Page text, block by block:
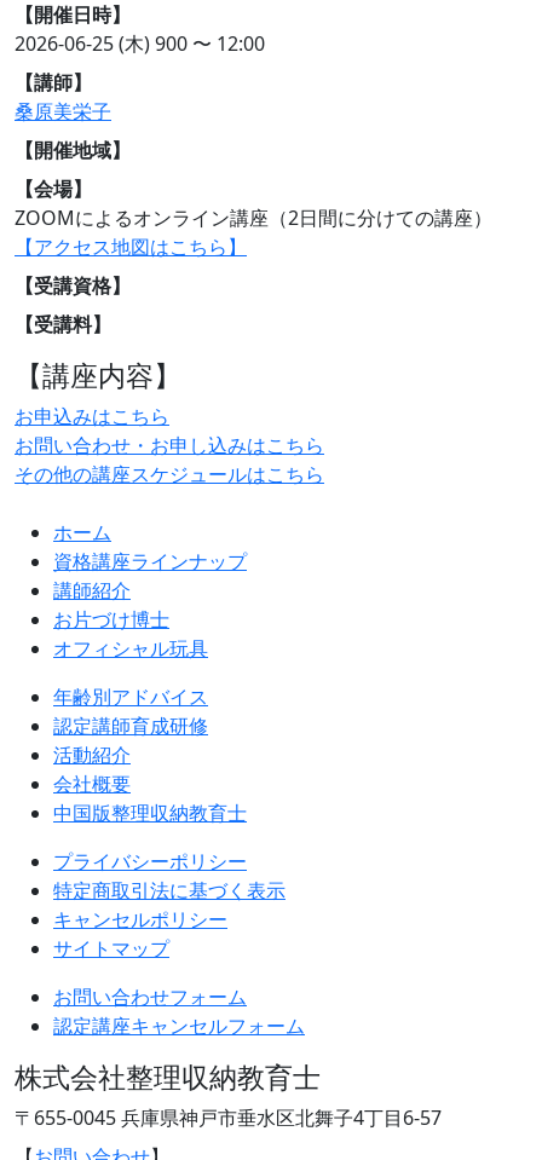
【開催日時】
2026-06-25 (木)900 〜 12:00
【講師】
桑原美栄子
【開催地域】
【会場】
ZOOMによるオンライン講座（2日間に分けての講座）
【アクセス地図はこちら】
【受講資格】
【受講料】
【講座内容】
お申込みはこちら
お問い合わせ・お申し込みはこちら
その他の講座スケジュールはこちら
ホーム
資格講座ラインナップ
講師紹介
お片づけ博士
オフィシャル玩具
年齢別アドバイス
認定講師育成研修
活動紹介
会社概要
中国版整理収納教育士
プライバシーポリシー
特定商取引法に基づく表示
キャンセルポリシー
サイトマップ
お問い合わせフォーム
認定講座キャンセルフォーム
株式会社整理収納教育士
〒655-0045 兵庫県神戸市垂水区北舞子4丁目6-57